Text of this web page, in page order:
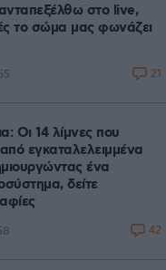
στο live,
το σώμα μας φωνάζει
21
Οι 14 λίμνες που
εγκαταλελειμμένα
ένα
δείτε
42